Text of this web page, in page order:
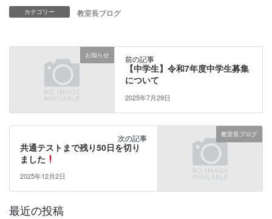
カテゴリー 教室長ブログ
お知らせ 前の記事
【中学生】令和7年度中学生募集
について
2025年7月29日
教室長ブログ
次の記事
共通テストまで残り50日を切り
ました
2025年12月2日
最近の投稿